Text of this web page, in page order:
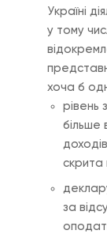
Україні
у тому
хоча б
рівень
більше
скрита
за